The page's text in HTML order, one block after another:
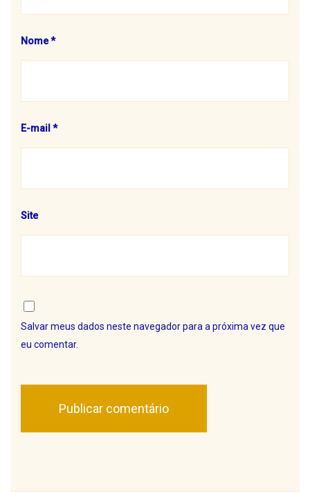
Nome*
E-mail *
Site
Salvar meus dados neste navegador para a próxima vez que
eu comentar.